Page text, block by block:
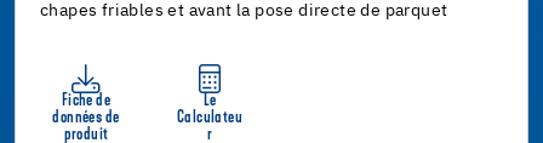
chapes friables et avant la pose directe de parquet
Fiche de
données de
produit
Le
Calculateu
r